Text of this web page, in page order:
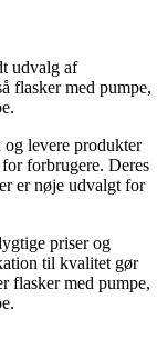
udvalg af
flasker med pumpe,
levere produkter
forbrugere. Deres
er nøje udvalgt for
priser og
til kvalitet gør
flasker med pumpe,